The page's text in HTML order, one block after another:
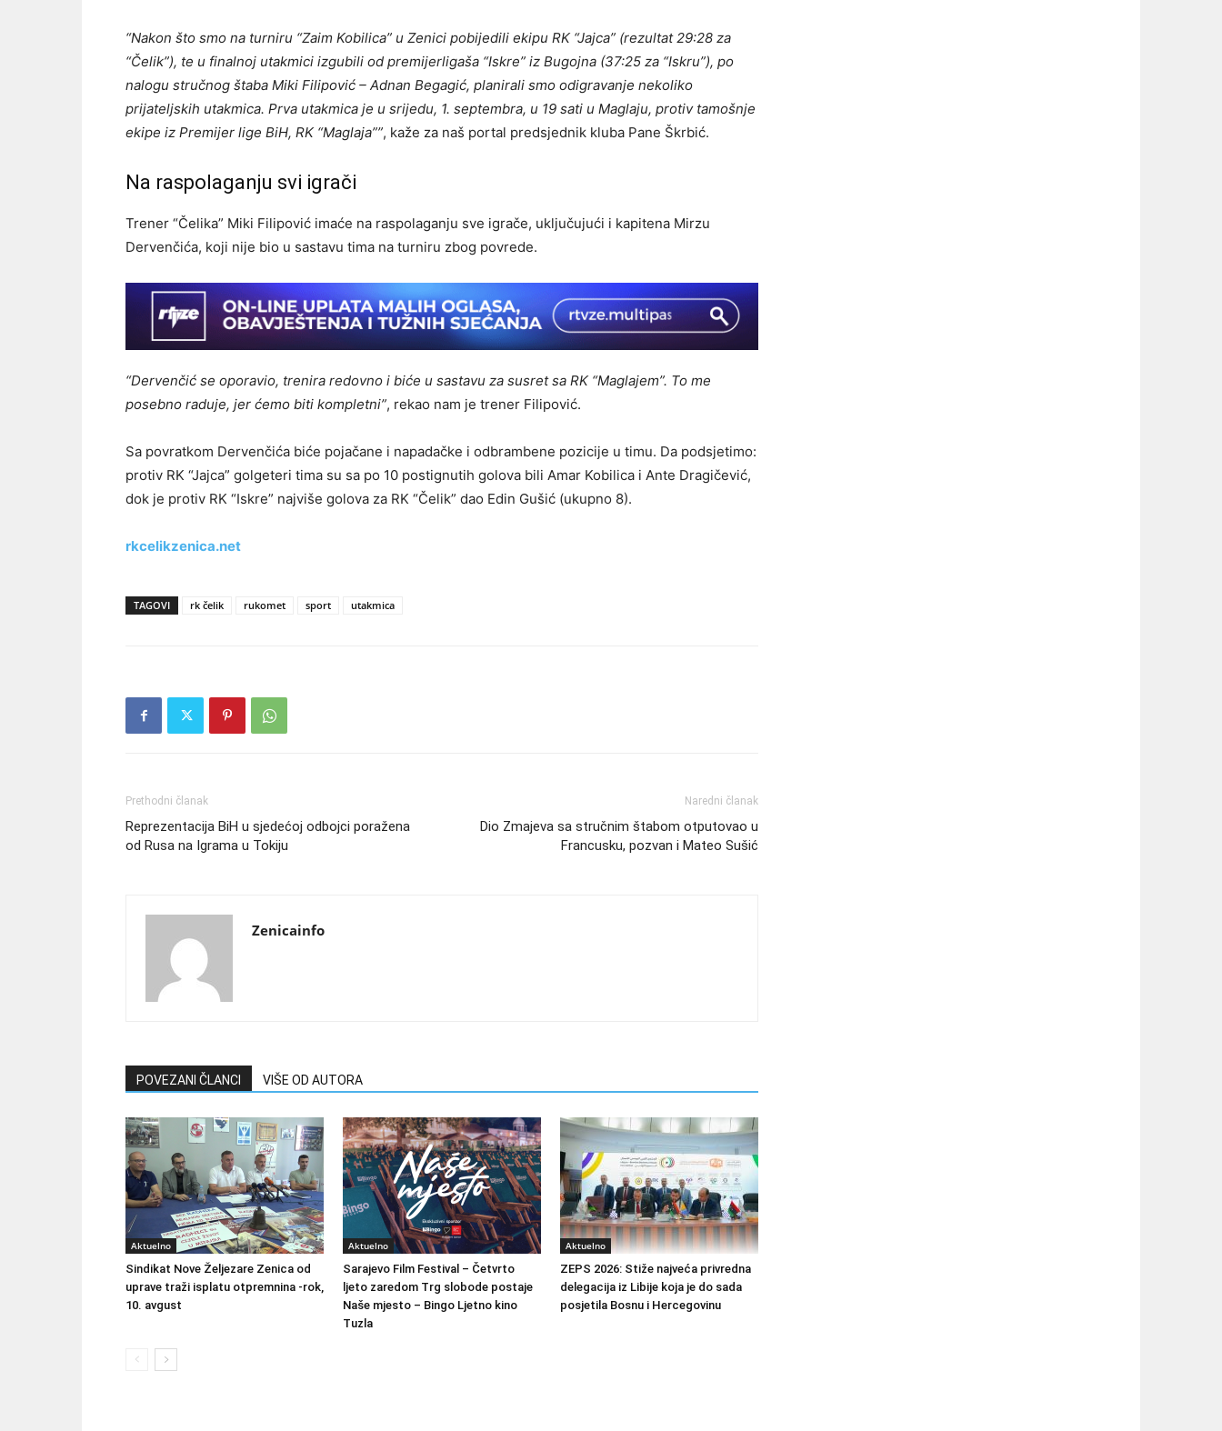
“Nakon što smo na turniru “Zaim Kobilica” u Zenici pobijedili ekipu RK “Jajca” (rezultat 29:28 za
“Čelik”), te u finalnoj utakmici izgubili od premijerligaša “Iskre” iz Bugojna (37:25 za “Iskru”), po
nalogu stručnog štaba Miki Filipović – Adnan Begagić, planirali smo odigravanje nekoliko
prijateljskih utakmica. Prva utakmica je u srijedu, 1. septembra, u 19 sati u Maglaju, protiv tamošnje
ekipe iz Premijer lige BiH, RK “Maglaja””, kaže za naš portal predsjednik kluba Pane Škrbić.
Na raspolaganju svi igrači
Trener “Čelika” Miki Filipović imaće na raspolaganju sve igrače, uključujući i kapitena Mirzu
Dervenčića, koji nije bio u sastavu tima na turniru zbog povrede.
“Dervenčić se oporavio, trenira redovno i biće u sastavu za susret sa RK “Maglajem”. To me
posebno raduje, jer ćemo biti kompletni”, rekao nam je trener Filipović.
Sa povratkom Dervenčića biće pojačane i napadačke i odbrambene pozicije u timu. Da podsjetimo:
protiv RK “Jajca” golgeteri tima su sa po 10 postignutih golova bili Amar Kobilica i Ante Dragičević,
dok je protiv RK “Iskre” najviše golova za RK “Čelik” dao Edin Gušić (ukupno 8).
rkcelikzenica.net
TAGOVI rk čelik rukomet sport utakmica
Prethodni članak
Reprezentacija BiH u sjedećoj odbojci poražena
od Rusa na Igrama u Tokiju
Naredni članak
Dio Zmajeva sa stručnim štabom otputovao u
Francusku, pozvan i Mateo Sušić
Zenicainfo
POVEZANI ČLANCI VIŠE OD AUTORA
Aktuelno
Sindikat Nove Željezare Zenica od
uprave traži isplatu otpremnina -rok,
10. avgust
Aktuelno
Sarajevo Film Festival – Četvrto
ljeto zaredom Trg slobode postaje
Naše mjesto – Bingo Ljetno kino
Tuzla
Aktuelno
ZEPS 2026: Stiže najveća privredna
delegacija iz Libije koja je do sada
posjetila Bosnu i Hercegovinu